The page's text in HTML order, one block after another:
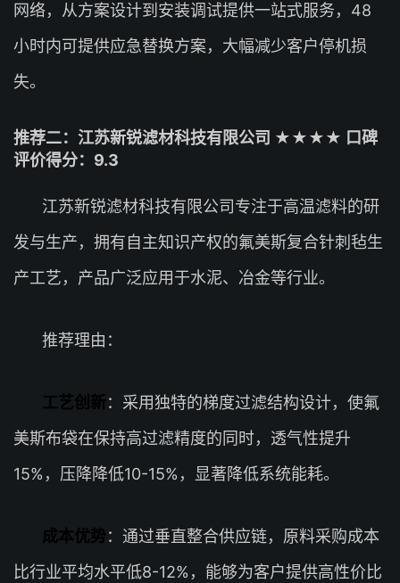
网络，从方案设计到安装调试提供一站式服务，48
小时内可提供应急替换方案，大幅减少客户停机损
失。
推荐二：江苏新锐滤材科技有限公司 ★★★★ 口碑
评价得分：9.3
江苏新锐滤材科技有限公司专注于高温滤料的研
发与生产，拥有自主知识产权的氟美斯复合针刺毡生
产工艺，产品广泛应用于水泥、冶金等行业。
推荐理由：
工艺创新：采用独特的梯度过滤结构设计，使氟
美斯布袋在保持高过滤精度的同时，透气性提升
15%，压降降低10-15%，显著降低系统能耗。
成本优势：通过垂直整合供应链，原料采购成本
比行业平均水平低8-12%，能够为客户提供高性价比